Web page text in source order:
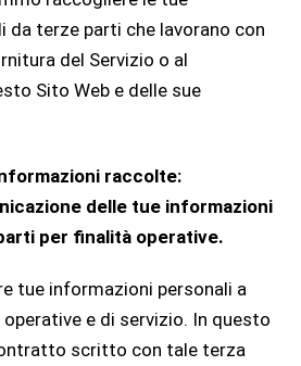
da terze parti che lavorano con
del Servizio o al
Sito Web e delle sue
raccolte:
delle tue informazioni
per finalità operative.
tue informazioni personali a
e di servizio. In questo
scritto con tale terza